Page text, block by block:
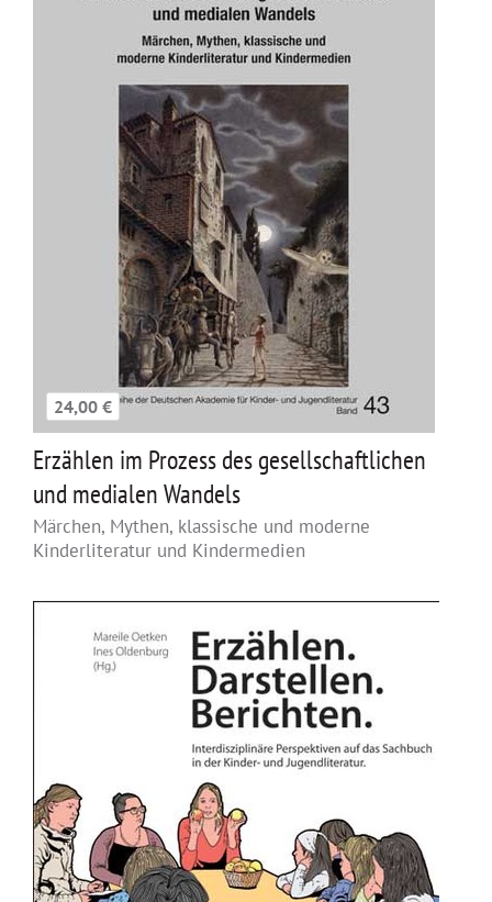
24,00 €
Erzählen im Prozess des gesellschaftlichen
und medialen Wandels
Märchen, Mythen, klassische und moderne
Kinderliteratur und Kindermedien